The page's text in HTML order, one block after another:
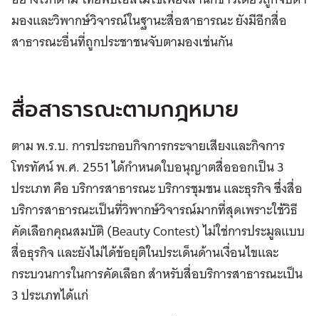
มองและวิพากษ์วิจารณ์ในฐานะสื่อสาธารณะ ยังมีอีกสื่อ
สาธารณะอื่นที่ถูกประชาชนจับตามองเช่นกัน
สื่อสาธารณะตามกฎหมาย
ตาม พ.ร.บ. การประกอบกิจการกระจายเสียงและกิจการ
โทรทัศน์ พ.ศ. 2551 ได้กำหนดใบอนุญาตสื่อออกเป็น 3
ประเภท คือ บริการสาธารณะ บริการชุมชน และธุรกิจ ซึ่งสื่อ
บริการสาธารณะเป็นที่วิพากษ์วิจารณ์มากที่สุดเพราะใช้วิธี
คัดเลือกคุณสมบัติ (Beauty Contest) ไม่ใช่การประมูลแบบ
สื่อธุรกิจ และยังไม่ได้ข้อยุติในประเด็นด้านเงื่อนไขและ
กระบวนการในการคัดเลือก สำหรับสื่อบริการสาธารณะเป็น
3 ประเภทได้แก่